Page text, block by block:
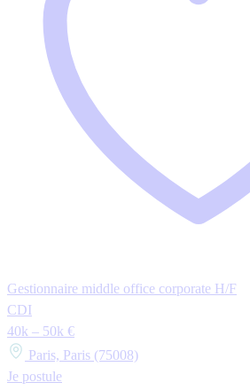
Gestionnaire middle office corporate H/F
CDI
40k – 50k €
Paris, Paris (75008)
Je postule